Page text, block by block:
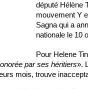
député Hélène
mouvement Y
Sagna qui a
nationale le 10
Pour Helene
par ses héritiers».
mois, trouve